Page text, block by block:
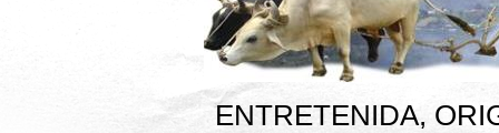
ENTRETENIDA,